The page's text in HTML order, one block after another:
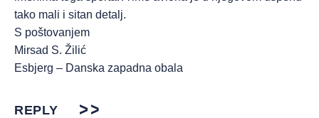
tako mali i sitan detalj.
S poštovanjem
Mirsad S. Žilić
Esbjerg – Danska zapadna obala
REPLY